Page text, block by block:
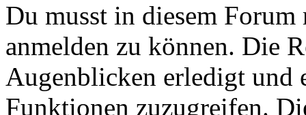
Du musst in diesem
anmelden zu können. Die
Augenblicken erledigt und
Funktionen zuzugreifen.